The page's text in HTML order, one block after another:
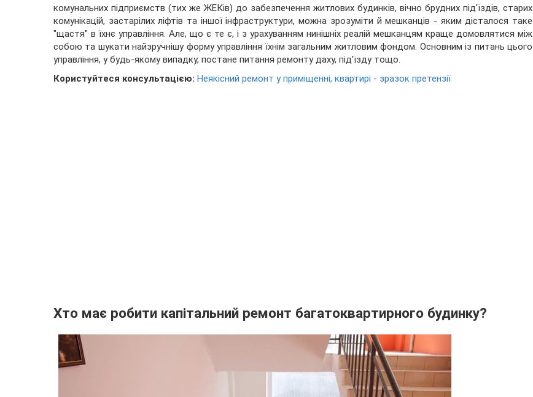
комунальних підприємств (тих же ЖЕКів) до забезпечення житлових будинків, вічно брудних під'їздів, старих
комунікацій, застарілих ліфтів та іншої інфраструктури, можна зрозуміти й мешканців - яким дісталося таке
"щастя" в їхнє управління. Але, що є те є, і з урахуванням нинішніх реалій мешканцям краще домовлятися між
собою та шукати найзручнішу форму управління їхнім загальним житловим фондом. Основним із питань цього
управління, у будь-якому випадку, постане питання ремонту даху, під'їзду тощо.
Користуйтеся консультацією: Неякісний ремонт у приміщенні, квартирі - зразок претензії
Хто має робити капітальний ремонт багатоквартирного будинку?